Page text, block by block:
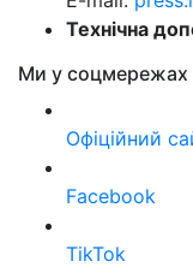
Технічна
Ми у соцмережах
Офіційний
Facebook
TikTok